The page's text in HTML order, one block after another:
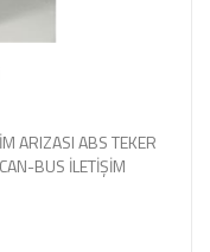
ARIZASI ABS TEKER
BUS İLETİŞİM